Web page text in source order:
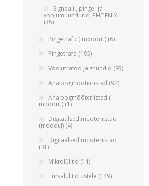
Signaali-, pinge- ja
voolumuundurid, PHOENIX
(35)
Pingetrafo ( moodul ) (6)
Pingetrafo (195)
Voolutrafod ja shundid (93)
Analoogmõõteriistad (92)
Analoogmõõteriistad (
moodul ) (1)
Digitaalsed mõõteriistad
(moodul) (4)
Digitaalsed mõõteriistad
(31)
Mikrolülitid (11)
Turvalülitid ustele (149)